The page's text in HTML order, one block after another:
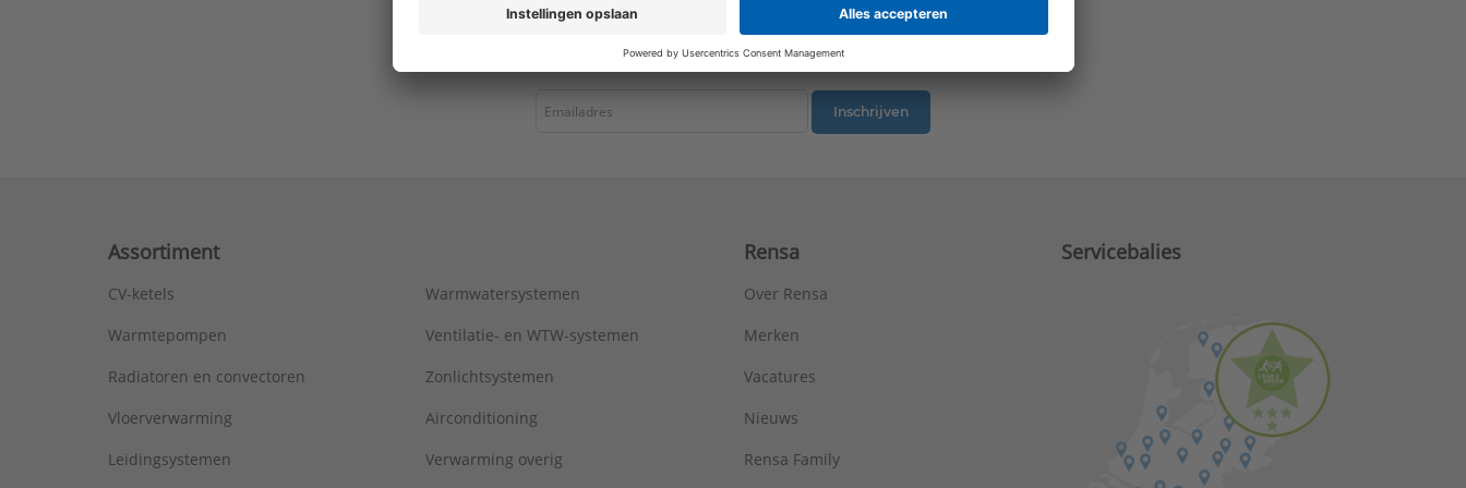
Wandgootinbouw:
AS/A range
Ons laatste nieuws ontvangen omtrent productnieuws, acties en andere interessante zaken?
Inschrijven
Assortiment
CV-ketels
Warmtepompen
Radiatoren en convectoren
Vloerverwarming
Leidingsystemen
Warmwatersystemen
Ventilatie- en WTW-systemen
Zonlichtsystemen
Airconditioning
Verwarming overig
Rensa
Over Rensa
Merken
Vacatures
Nieuws
Rensa Family
Servicebalies